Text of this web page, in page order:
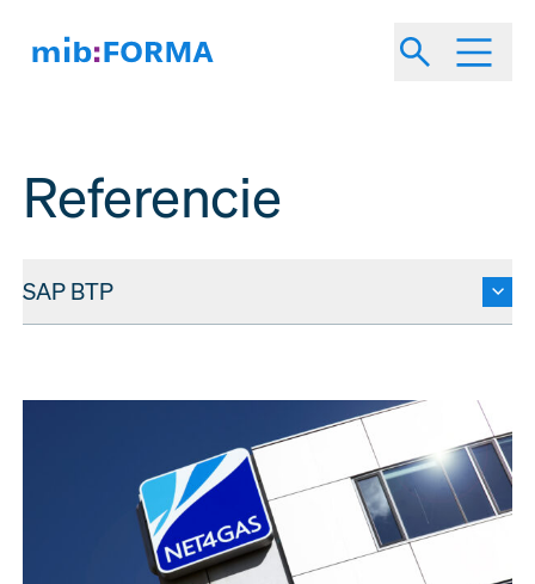
Referencie
SAP BTP